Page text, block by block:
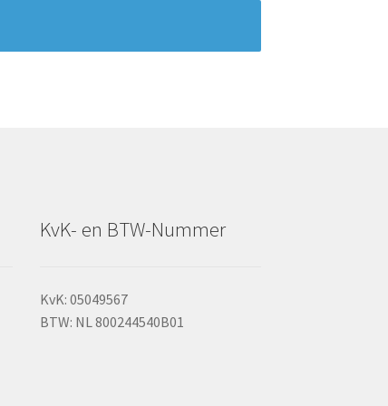
KvK- en BTW-Nummer
KvK: 05049567
BTW: NL 800244540B01